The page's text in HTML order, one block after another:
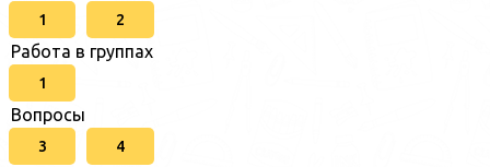
1 2
Работа в группах
1
Вопросы
3 4